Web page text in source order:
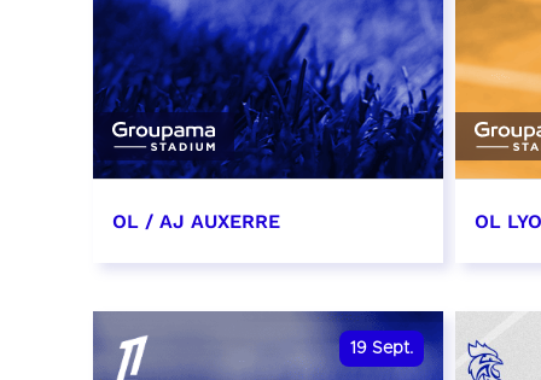
OL / AJ AUXERRE
RÉSERVER
OL
19 Sept.